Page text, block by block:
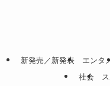
新発売／新発表 エンタ
社会